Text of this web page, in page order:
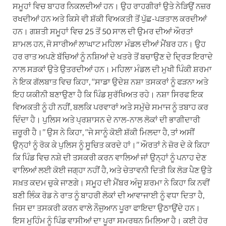
ਸਮੂਹਾਂ ਵਿਚ ਬਾਹਰ ਨਿਕਲਦੀਆਂ ਹਨ। ਉਹ ਰਾਹਗੀਰਾਂ ਉਤੇ ਨੇੜਿਉਂ ਨਜ਼ਰ
ਰਖਦੀਆਂ ਹਨ ਅਤੇ ਕਿਸੇ ਵੀ ਸ਼ੱਕੀ ਵਿਅਕਤੀ ਤੋਂ ਪੁੱਛ-ਪੜਤਾਲ ਕਰਦੀਆਂ
ਹਨ। ਗਸ਼ਤੀ ਸਮੂਹਾਂ ਵਿਚ 25 ਤੋਂ 50 ਸਾਲ ਦੀ ਉਮਰ ਦੀਆਂ ਔਰਤਾਂ
ਸ਼ਾਮਲ ਹਨ, ਜੋ ਸਾਰੀਆਂ ਲਾਘਾਟ ਮਹਿਲਾ ਮੰਡਲ ਦੀਆਂ ਮੈਂਬਰ ਹਨ। ਉਹ
ਹਰ ਰਾਤ ਅਪਣੇ ਬੱਚਿਆਂ ਨੂੰ ਨਸ਼ਿਆਂ ਦੇ ਖਤਰੇ ਤੋਂ ਬਚਾਉਣ ਦੇ ਦ੍ਰਿੜ ਇਰਾਦੇ
ਨਾਲ ਸੜਕਾਂ ਉਤੇ ਉਤਰਦੀਆਂ ਹਨ। ਮਹਿਲਾ ਮੰਡਲ ਦੀ ਮੁਖੀ ਪਿੰਕੀ ਸ਼ਰਮਾ
ਨੇ ਇਕ ਗੱਲਬਾਤ ਵਿਚ ਕਿਹਾ, ‘‘ਸਾਡਾ ਉਦੇਸ਼ ਨਸ਼ਾ ਤਸਕਰਾਂ ਨੂੰ ਫੜਨਾ ਅਤੇ
ਇਹ ਯਕੀਨੀ ਬਣਾਉਣਾ ਹੈ ਕਿ ਪਿੰਡ ਸੁਰੱਖਿਅਤ ਰਹੇ। ਨਸ਼ਾ ਸਿਰਫ ਇਕ
ਵਿਅਕਤੀ ਨੂੰ ਹੀ ਨਹੀਂ, ਬਲਕਿ ਪਰਵਾਰਾਂ ਅਤੇ ਸਮੁੱਚੇ ਸਮਾਜ ਨੂੰ ਤਬਾਹ ਕਰ
ਦਿੰਦਾ ਹੈ। ਪੁਲਿਸ ਅਤੇ ਪ੍ਰਸ਼ਾਸਨ ਦੇ ਨਾਲ-ਨਾਲ ਲੋਕਾਂ ਦੀ ਭਾਗੀਦਾਰੀ
ਜ਼ਰੂਰੀ ਹੈ।’’ ਉਸ ਨੇ ਕਿਹਾ, ‘‘ਜੇ ਸਾਨੂੰ ਕੋਈ ਸ਼ੱਕੀ ਮਿਲਦਾ ਹੈ, ਤਾਂ ਅਸੀਂ
ਉਨ੍ਹਾਂ ਨੂੰ ਰੋਕ ਕੇ ਪੁਲਿਸ ਨੂੰ ਸੂਚਿਤ ਕਰਦੇ ਹਾਂ।’’ ਔਰਤਾਂ ਨੇ ਜ਼ੋਰ ਦੇ ਕੇ ਕਿਹਾ
ਕਿ ਪਿੰਡ ਵਿਚ ਨਸ਼ੇ ਦੀ ਤਸਕਰੀ ਕਰਨ ਵਾਲਿਆਂ ਜਾਂ ਉਨ੍ਹਾਂ ਨੂੰ ਪਨਾਹ ਦੇਣ
ਵਾਲਿਆਂ ਲਈ ਕੋਈ ਜਗ੍ਹਾ ਨਹੀਂ ਹੈ, ਅਤੇ ਚੇਤਾਵਨੀ ਦਿਤੀ ਕਿ ਲੋੜ ਪੈਣ ਉਤੇ
ਸਖ਼ਤ ਕਦਮ ਚੁਕੇ ਜਾਣਗੇ। ਸਮੂਹ ਦੀ ਮੈਂਬਰ ਅੰਜੂ ਸ਼ਰਮਾ ਨੇ ਕਿਹਾ ਕਿ ਨਵੀਂ
ਬਣੀ ਲਿੰਕ ਰੋਡ ਨੇ ਰਾਤ ਨੂੰ ਬਾਹਰੀ ਲੋਕਾਂ ਦੀ ਆਵਾਜਾਈ ਨੂੰ ਵਧਾ ਦਿਤਾ ਹੈ,
ਜਿਸ ਦਾ ਤਸਕਰੀ ਕਰਨ ਵਾਲੇ ਨੌਜੁਆਨ ਪੂਰਾ ਫਾਇਦਾ ਉਠਾਉਂਦੇ ਹਨ।
ਇਸ ਮੁਹਿੰਮ ਨੂੰ ਪਿੰਡ ਵਾਸੀਆਂ ਦਾ ਪੂਰਾ ਸਮਰਥਨ ਮਿਲਿਆ ਹੈ। ਕਈ ਹੋਰ